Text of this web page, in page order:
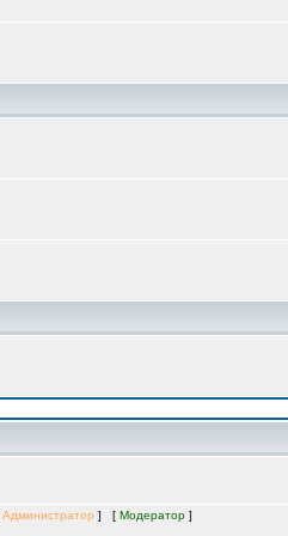
Администратор ] [ Модератор ]